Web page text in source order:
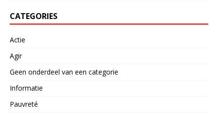
CATEGORIES
Actie
Agir
Geen onderdeel van een categorie
Informatie
Pauvreté